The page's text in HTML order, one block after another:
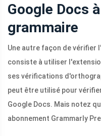
Google Docs
grammaire
Une autre façon de vérifier
consiste à utiliser
ses vérifications
peut être utilisé pour
Google Docs. Mais notez
abonnement Grammarly